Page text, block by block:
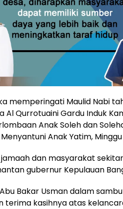
memperingati Maulid Nabi
Al Qurrotuaini Gardu Induk
Anak Soleh dan
Anak Yatim,
dan masyarakat sekitar
gubernur Kepulauan
Bakar Usman dalam
terima kasihnya atas